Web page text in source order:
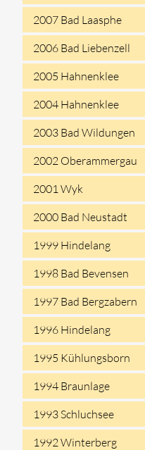
2007 Bad Laasphe
2006 Bad Liebenzell
2005 Hahnenklee
2004 Hahnenklee
2003 Bad Wildungen
2002 Oberammergau
2001 Wyk
2000 Bad Neustadt
1999 Hindelang
1998 Bad Bevensen
1997 Bad Bergzabern
1996 Hindelang
1995 Kühlungsborn
1994 Braunlage
1993 Schluchsee
1992 Winterberg